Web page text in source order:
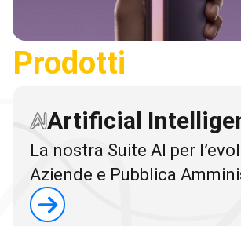
Prodotti
Artificial
La nostra Suite AI per
Aziende e Pubblica